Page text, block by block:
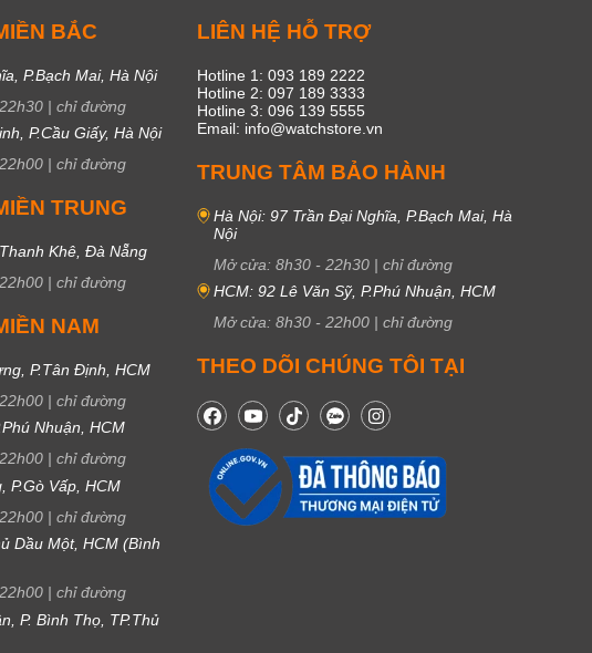
BẮC
P.Bạch Mai, Hà Nội
22h30 | chỉ đường
P.Cầu Giấy, Hà Nội
22h00 | chỉ đường
TRUNG
Khê, Đà Nẵng
22h00 | chỉ đường
NAM
P.Tân Định, HCM
22h00 | chỉ đường
Nhuận, HCM
22h00 | chỉ đường
P.Gò Vấp, HCM
22h00 | chỉ đường
Dầu Một, HCM (Bình
22h00 | chỉ đường
P. Bình Thọ, TP.Thủ
LIÊN HỆ HỖ TRỢ
Hotline 1: 093 189 2222
Hotline 2: 097 189 3333
Hotline 3: 096 139 5555
Email: info@watchstore.vn
TRUNG TÂM BẢO HÀNH
Hà Nội: 97 Trần Đại Nghĩa, P.Bạch Mai, Hà
Nội
Mở cửa: 8h30 - 22h30 | chỉ đường
HCM: 92 Lê Văn Sỹ, P.Phú Nhuận, HCM
Mở cửa: 8h30 - 22h00 | chỉ đường
THEO DÕI CHÚNG TÔI TẠI